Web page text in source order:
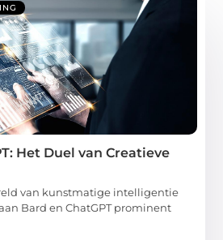
Het Duel van Creatieve
van kunstmatige intelligentie
Bard en ChatGPT prominent